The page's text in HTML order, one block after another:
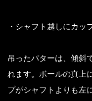
・シャフト越しにカッ
吊ったパターは、傾斜
れます。ボールの真上
プがシャフトよりも左